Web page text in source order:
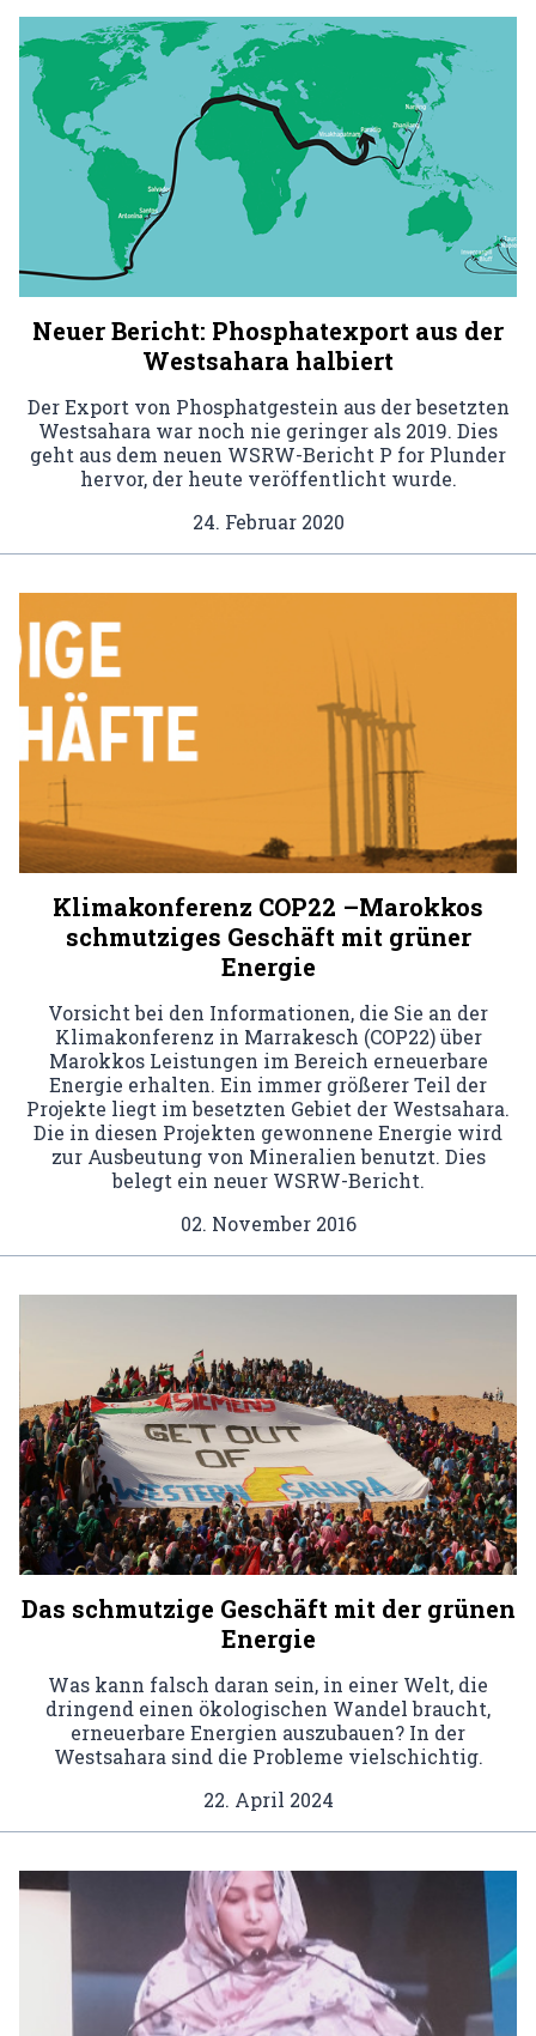
Neuer Bericht: Phosphatexport aus der
Westsahara halbiert
Der Export von Phosphatgestein aus der besetzten
Westsahara war noch nie geringer als 2019. Dies
geht aus dem neuen WSRW-Bericht P for Plunder
hervor, der heute veröffentlicht wurde.
24. Februar 2020
Klimakonferenz COP22 –Marokkos
schmutziges Geschäft mit grüner
Energie
Vorsicht bei den Informationen, die Sie an der
Klimakonferenz in Marrakesch (COP22) über
Marokkos Leistungen im Bereich erneuerbare
Energie erhalten. Ein immer größerer Teil der
Projekte liegt im besetzten Gebiet der Westsahara.
Die in diesen Projekten gewonnene Energie wird
zur Ausbeutung von Mineralien benutzt. Dies
belegt ein neuer WSRW-Bericht.
02. November 2016
Das schmutzige Geschäft mit der grünen
Energie
Was kann falsch daran sein, in einer Welt, die
dringend einen ökologischen Wandel braucht,
erneuerbare Energien auszubauen? In der
Westsahara sind die Probleme vielschichtig.
22. April 2024